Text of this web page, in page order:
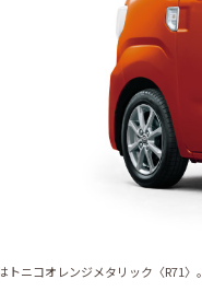
ニコオレンジメタリック〈R71〉。